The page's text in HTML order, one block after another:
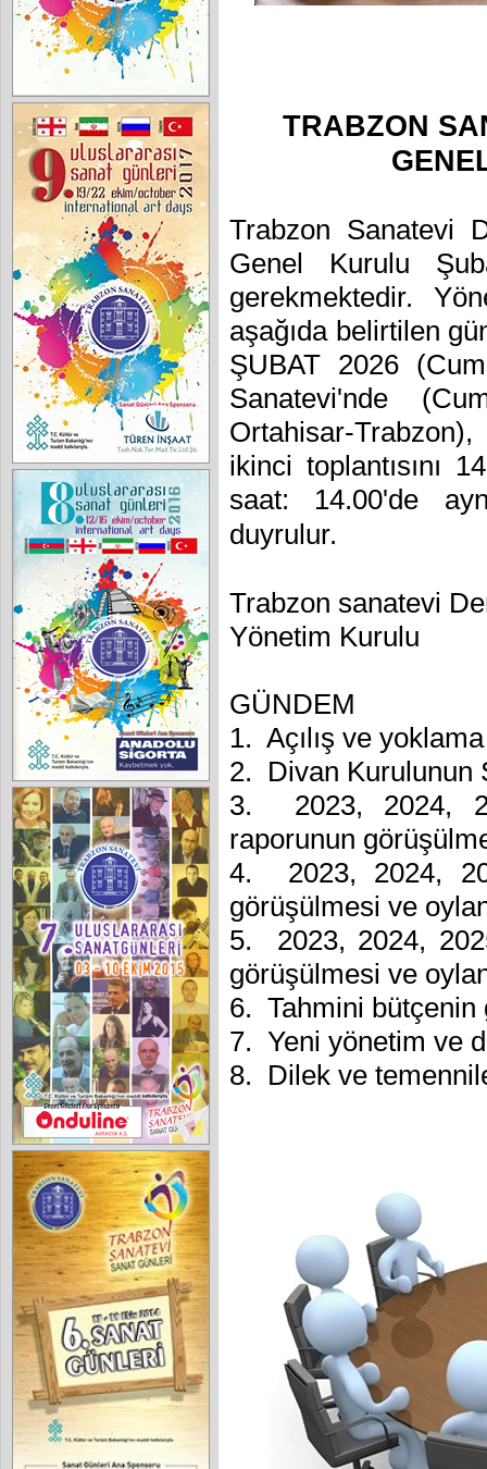
TRABZON
Trabzon Sanatevi
Genel Kurulu
gerekmektedir.
aşağıda belirtilen
ŞUBAT 2026
Sanatevi'nde
Ortahisar-
ikinci toplantısını
saat: 14.00'de
duyrulur.
Trabzon sanatevi
Yönetim Kurulu
GÜNDEM
1. Açılış ve yoklama
2. Divan Kurulunun
3. 2023, 2024,
raporunun
4. 2023, 2024,
görüşülmesi ve
5. 2023, 2024,
görüşülmesi ve
6. Tahmini bütçenin
7. Yeni yönetim ve
8. Dilek ve